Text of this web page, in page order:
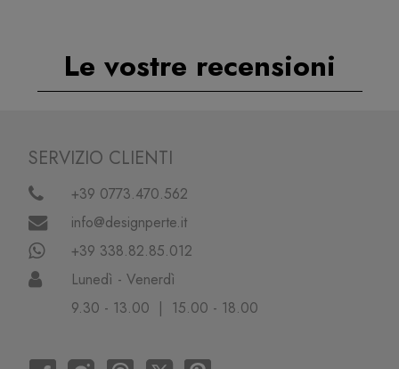
Le vostre recensioni
SERVIZIO CLIENTI
+39 0773.470.562
info@designperte.it
+39 338.82.85.012
Lunedì - Venerdì
9.30 - 13.00 | 15.00 - 18.00